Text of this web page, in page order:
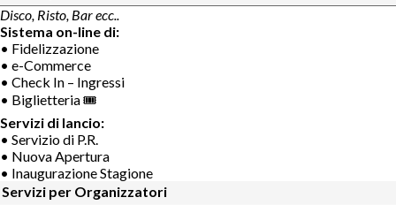
Disco, Risto, Bar ecc..
Sistema on-line di:
• Fidelizzazione
• e-Commerce
• Check In – Ingressi
• Biglietteria 🎟
Servizi di lancio:
• Servizio di P.R.
• Nuova Apertura
• Inaugurazione Stagione
Servizi per Organizzatori